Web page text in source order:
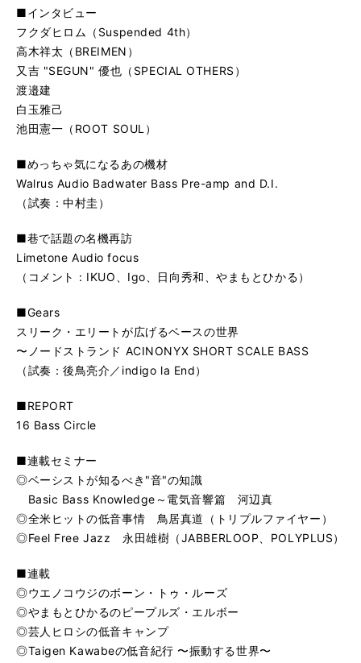
■インタビュー
フクダヒロム（Suspended 4th）
高木祥太（BREIMEN）
又吉 "SEGUN" 優也（SPECIAL OTHERS）
渡邉建
白玉雅己
池田憲一（ROOT SOUL）
■めっちゃ気になるあの機材
Walrus Audio Badwater Bass Pre-amp and D.I.
（試奏：中村圭）
■巷で話題の名機再訪
Limetone Audio focus
（コメント：IKUO、Igo、日向秀和、やまもとひかる）
■Gears
スリーク・エリートが広げるベースの世界
〜ノードストランド ACINONYX SHORT SCALE BASS
（試奏：後鳥亮介／indigo la End）
■REPORT
16 Bass Circle
■連載セミナー
◎ベーシストが知るべき"音"の知識
Basic Bass Knowledge～電気音響篇 河辺真
◎全米ヒットの低音事情 鳥居真道（トリプルファイヤー）
◎Feel Free Jazz 永田雄樹（JABBERLOOP、POLYPLUS）
■連載
◎ウエノコウジのボーン・トゥ・ルーズ
◎やまもとひかるのピープルズ・エルボー
◎芸人ヒロシの低音キャンプ
◎Taigen Kawabeの低音紀行 〜振動する世界〜